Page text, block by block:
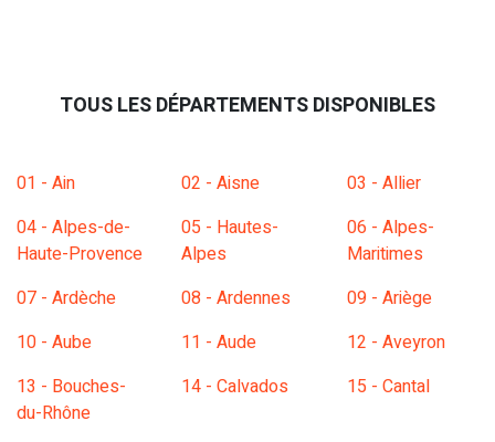
TOUS LES DÉPARTEMENTS DISPONIBLES
01 - Ain 02 - Aisne
03 - Allier
04 - Alpes-de-
Haute-Provence
05 - Hautes-
Alpes
06 - Alpes-
Maritimes
07 - Ardèche
08 - Ardennes
09 - Ariège
10 - Aube
11 - Aude
12 - Aveyron
13 - Bouches-
du-Rhône
14 - Calvados 15 - Cantal